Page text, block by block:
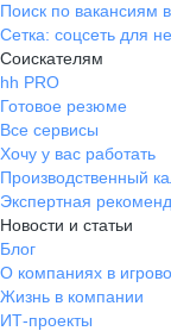
Поиск по вакансиям
Сетка: соцсеть для
Соискателям
hh PRO
Готовое резюме
Все сервисы
Хочу у вас работать
Производственный
Экспертная
Новости и статьи
Блог
О компаниях в
Жизнь в компании
ИТ-проекты